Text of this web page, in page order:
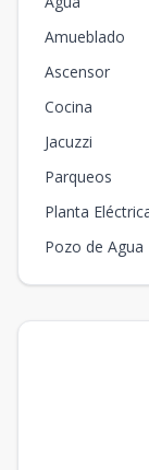
Amueblado
Ascensor
Cocina
Jacuzzi
Parqueos
Planta
Pozo de Agua